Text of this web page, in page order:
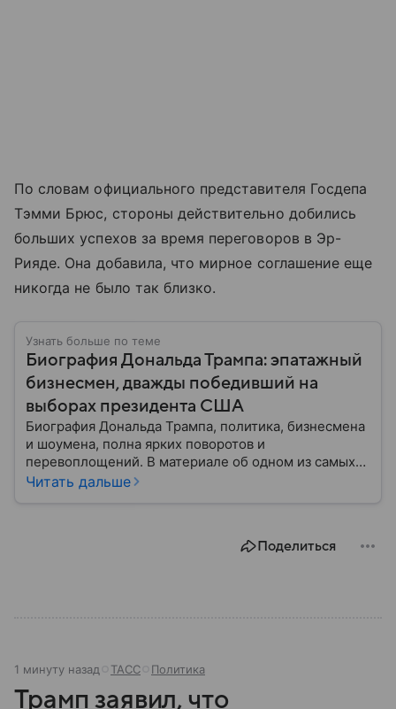
По словам официального представителя Госдепа
Тэмми Брюс, стороны действительно добились
больших успехов за время переговоров в Эр-
Рияде. Она добавила, что мирное соглашение еще
никогда не было так близко.
Узнать больше по теме
Биография Дональда Трампа: эпатажный
бизнесмен, дважды победивший на
выборах президента США
Биография Дональда Трампа, политика, бизнесмена
и шоумена, полна ярких поворотов и
перевоплощений. В материале об одном из самых
эпатажных деятелей современности мы разберем
Читать дальше
Поделиться
1 минуту назад ТАСС Политика
Трамп заявил, что